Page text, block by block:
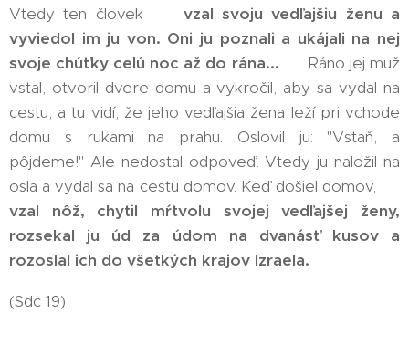
Vtedy ten človek 🤬 vzal svoju vedľajšiu ženu a
vyviedol im ju von. Oni ju poznali a ukájali na nej
svoje chúťky celú noc až do rána... 🤬 Ráno jej muž
vstal, otvoril dvere domu a vykročil, aby sa vydal na
cestu, a tu vidí, že jeho vedľajšia žena leží pri vchode
domu s rukami na prahu. Oslovil ju: "Vstaň, a
pôjdeme!" Ale nedostal odpoveď. Vtedy ju naložil na
osla a vydal sa na cestu domov. Keď došiel domov, 🤯
vzal nôž, chytil mŕtvolu svojej vedľajšej ženy,
rozsekal ju úd za údom na dvanásť kusov a
rozoslal ich do všetkých krajov Izraela.
(Sdc 19)